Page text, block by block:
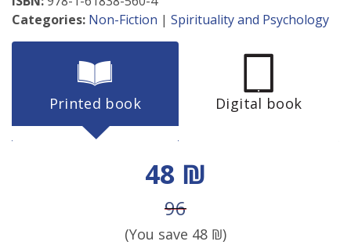
Categories: Non-Fiction | Spirituality and Psychology
Printed book Digital book
Discount price
48 ₪
Price before discount
96
(You save 48 ₪)